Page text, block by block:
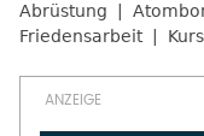
Abrüstung
Friedensarbeit